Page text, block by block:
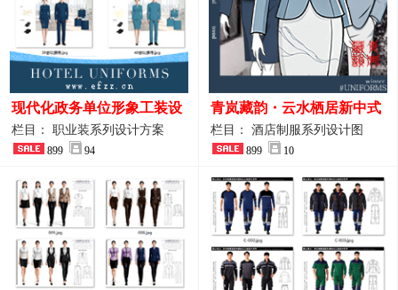
现代化政务单位形象工装设
计｜国风会务接待西装制服
整套方案
栏目： 职业装系列设计方案
899 94
青岚藏韵・云水栖居新中式
酒店全岗位制服设计原创作
品图
栏目： 酒店制服系列设计图
899 10